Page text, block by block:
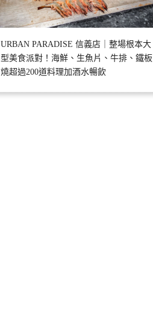
URBAN PARADISE 信義店｜整場根本大
型美食派對！海鮮、生魚片、牛排、鐵板
燒超過200道料理加酒水暢飲